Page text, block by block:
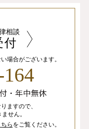
相談
付
場合がございます。
ますので、
せん。
ちらをご覧ください。